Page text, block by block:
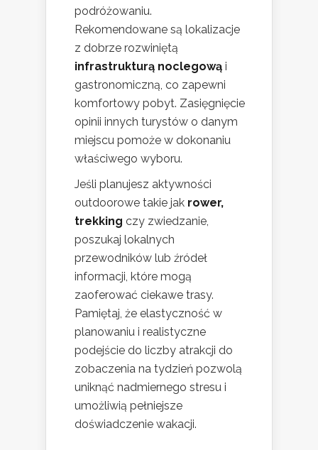
podróżowaniu.
Rekomendowane są lokalizacje
z dobrze rozwiniętą
infrastrukturą noclegową i
gastronomiczną, co zapewni
komfortowy pobyt. Zasięgnięcie
opinii innych turystów o danym
miejscu pomoże w dokonaniu
właściwego wyboru.
Jeśli planujesz aktywności
outdoorowe takie jak rower,
trekking czy zwiedzanie,
poszukaj lokalnych
przewodników lub źródeł
informacji, które mogą
zaoferować ciekawe trasy.
Pamiętaj, że elastyczność w
planowaniu i realistyczne
podejście do liczby atrakcji do
zobaczenia na tydzień pozwolą
uniknąć nadmiernego stresu i
umożliwią pełniejsze
doświadczenie wakacji.